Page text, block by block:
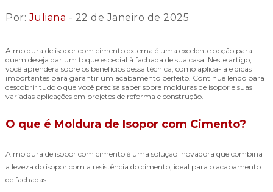
Por:Juliana - 22 de Janeiro de 2025
A moldura de isopor com cimento externa é uma excelente opção para
quem deseja dar um toque especial à fachada de sua casa. Neste artigo,
você aprenderá sobre os benefícios dessa técnica, como aplicá-la e dicas
importantes para garantir um acabamento perfeito. Continue lendo para
descobrir tudo o que você precisa saber sobre molduras de isopor e suas
variadas aplicações em projetos de reforma e construção.
O que é Moldura de Isopor com Cimento?
A moldura de isopor com cimento é uma solução inovadora que combina
a leveza do isopor com a resistência do cimento, ideal para o acabamento
de fachadas.